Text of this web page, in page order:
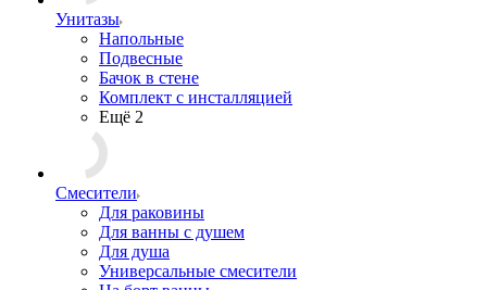
Унитазы
Напольные
Подвесные
Бачок в стене
Комплект с инсталляцией
Ещё 2
Смесители
Для раковины
Для ванны с душем
Для душа
Универсальные смесители